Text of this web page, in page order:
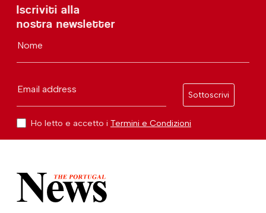
Iscriviti alla
nostra newsletter
Nome
Email address
Sottoscrivi
Ho letto e accetto i Termini e Condizioni